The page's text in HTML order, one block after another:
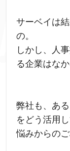
サーベイは
の。
しかし、人
る企業はな
弊社も、あ
をどう活用
悩みからのご